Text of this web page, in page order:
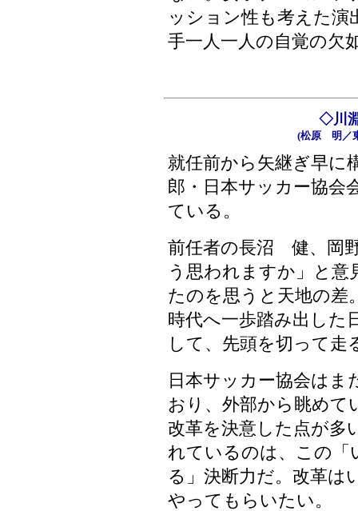
ッション性も考えた演
手一人一人の自覚の欠
◇川
(松原 明／
就任前から矢継ぎ早に
郎・日本サッカー協会
ている。
前任者の長沼 健、岡
う思われますか」と意
たのを思うと天地の差
時代へ一歩踏み出した
して、先頭を切って走
日本サッカー協会はま
おり、外部から眺めて
改革を決意した点が多
れているのは、この「
る」決断力だ。改革は
やってもらいたい。